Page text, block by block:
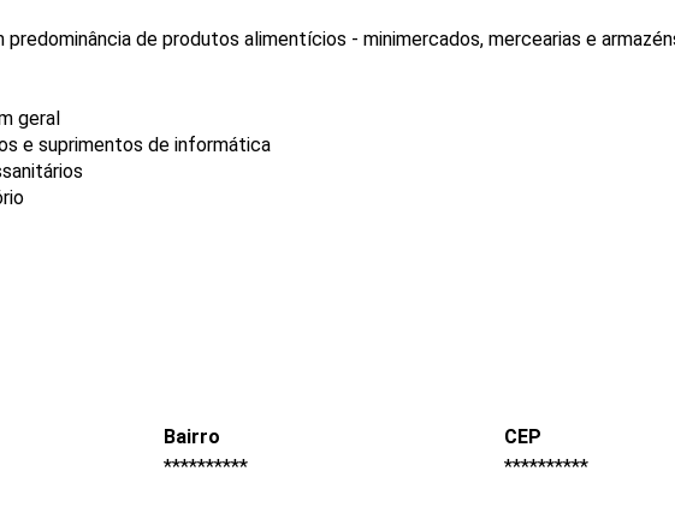
de produtos alimentícios - minimercados, mercearias e
geral
e suprimentos de informática
Bairro
**********
CEP
**********